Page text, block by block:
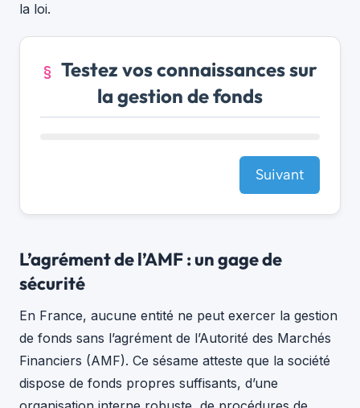
la loi.
Testez vos connaissances sur
la gestion de fonds
Suivant
L’agrément de l’AMF : un gage de
sécurité
En France, aucune entité ne peut exercer la gestion
de fonds sans l’agrément de l’Autorité des Marchés
Financiers (AMF). Ce sésame atteste que la société
dispose de fonds propres suffisants, d’une